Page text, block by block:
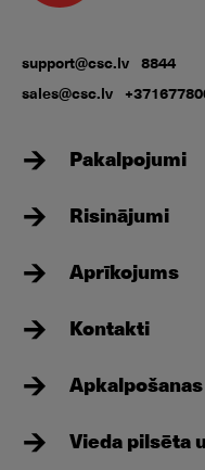
support@csc.lv 8844
sales@csc.lv
Pakalpojumi
Risinājumi
Aprīkojums
Kontakti
Vieda pilsēta